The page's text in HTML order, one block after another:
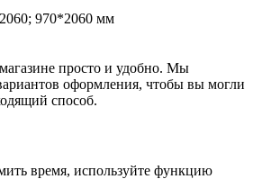
970*2060 мм
просто и удобно. Мы
оформления, чтобы вы могли
способ.
время, используйте функцию